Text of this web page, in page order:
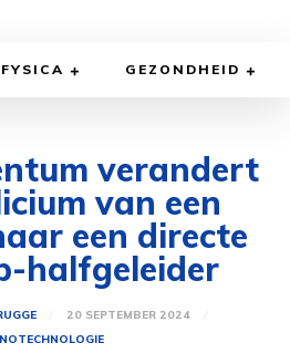
FYSICA GEZONDHEID
verandert
van een
een directe
halfgeleider
20 SEPTEMBER 2024